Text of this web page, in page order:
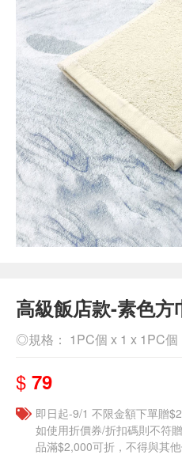
高級飯店款-素色方
◎規格： 1PC個 x 1 x 1PC個
$ 79
即日起-9/1 不限金額下單贈
如使用折價券/折扣碼則不符
品滿$2,000可折，不得與其